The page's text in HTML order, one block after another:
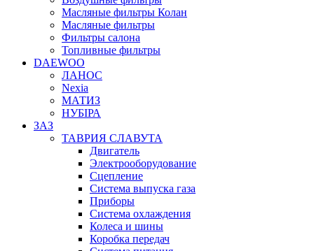
Масляные фильтры Колан
Масляные фильтры
Фильтры салона
Топливные фильтры
DAEWOO
ЛАНОС
Nexia
МАТИЗ
НУБІРА
ЗАЗ
ТАВРИЯ СЛАВУТА
Двигатель
Электрооборудование
Сцепление
Система выпуска газа
Приборы
Система охлаждения
Колеса и шины
Коробка передач